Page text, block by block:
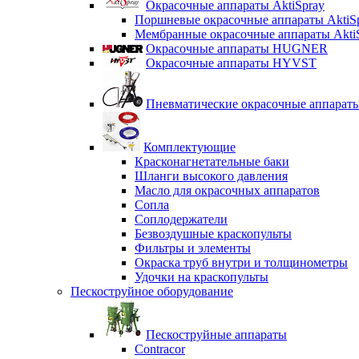
Окрасочные аппараты AktiSpray
Поршневые окрасочные аппараты
Мембранные окрасочные аппараты
Окрасочные аппараты HUGNER
Окрасочные аппараты HYVST
Пневматические окрасочные
Комплектующие
Красконагнетательные баки
Шланги высокого давления
Масло для окрасочных аппаратов
Сопла
Соплодержатели
Безвоздушные краскопульты
Фильтры и элементы
Окраска труб внутри и толщинометры
Удочки на краскопульты
Пескоструйное оборудование
Пескоструйные аппараты
Contracor